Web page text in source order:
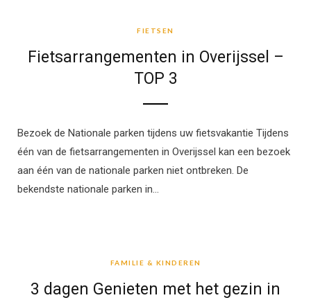
FIETSEN
Fietsarrangementen in Overijssel –
TOP 3
Bezoek de Nationale parken tijdens uw fietsvakantie Tijdens
één van de fietsarrangementen in Overijssel kan een bezoek
aan één van de nationale parken niet ontbreken. De
bekendste nationale parken in…
FAMILIE & KINDEREN
3 dagen Genieten met het gezin in